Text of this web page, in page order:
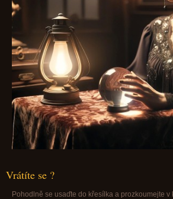
Vrátíte se ?
Pohodlně se usaďte do křesílka a prozkoumejte v